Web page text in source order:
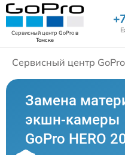
Сервисный центр GoProв
Томске
Сервисный центр GoPro
Замена
экшн-камеры
GoPro HERO